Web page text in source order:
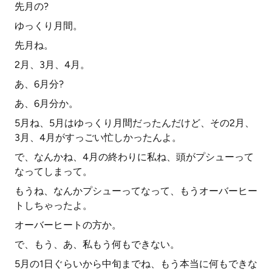
先月の?
ゆっくり月間。
先月ね。
2月、3月、4月。
あ、6月分?
あ、6月分か。
5月ね、5月はゆっくり月間だったんだけど、その2月、
3月、4月がすっごい忙しかったんよ。
で、なんかね、4月の終わりに私ね、頭がプシューって
なってしまって。
もうね、なんかプシューってなって、もうオーバーヒー
トしちゃったよ。
オーバーヒートの方か。
で、もう、あ、私もう何もできない。
5月の1日ぐらいから中旬までね、もう本当に何もできな